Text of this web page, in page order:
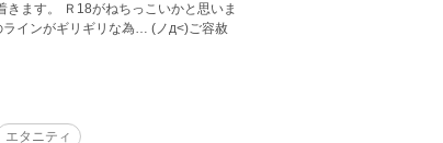
エタニティ